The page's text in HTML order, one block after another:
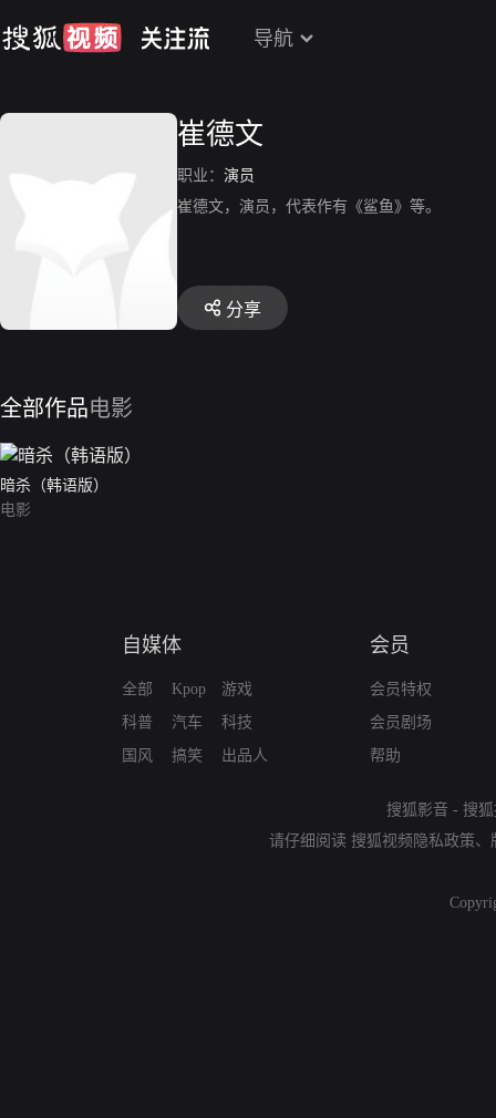
导航
崔德文
职业： 演员
崔德文，演员，代表作有《鲨鱼》等。
分享
全部作品电影
暗杀（韩语版）
电影
自媒体
全部
科普
国风
Kpop
汽车
搞笑
游戏
科技
出品人
会员
会员特权
会员剧场
帮助
搜狐影音 - 搜
请仔细阅读 搜狐视频隐私政策、